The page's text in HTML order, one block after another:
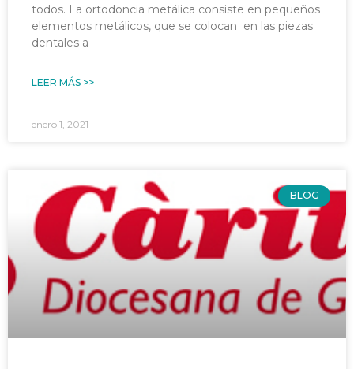
todos. La ortodoncia metálica consiste en pequeños
elementos metálicos, que se colocan en las piezas
dentales a
LEER MÁS >>
enero 1, 2021
BLOG